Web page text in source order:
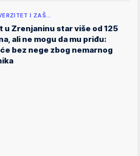
I ZAŠ…
u Zrenjaninu star više od 125
ali ne mogu da mu priđu:
bez nege zbog nemarnog